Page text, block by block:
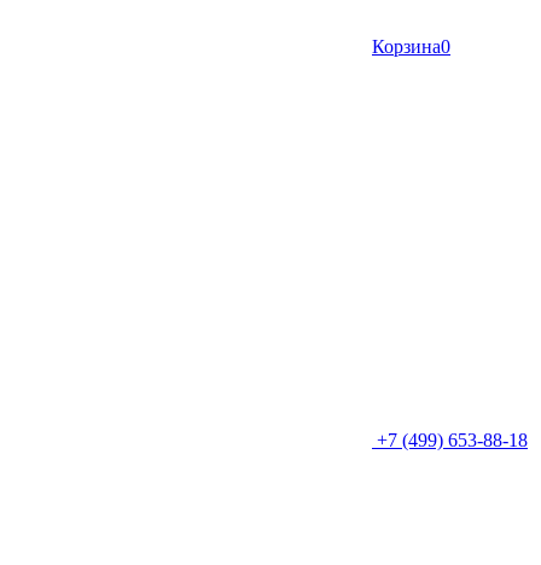
Корзина0
+7 (499) 653-88-18